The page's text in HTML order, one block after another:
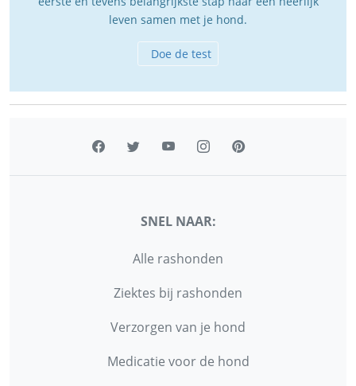
leven samen met je hond.
Doe de test
SNEL NAAR:
Alle rashonden
Ziektes bij rashonden
Verzorgen van je hond
Medicatie voor de hond